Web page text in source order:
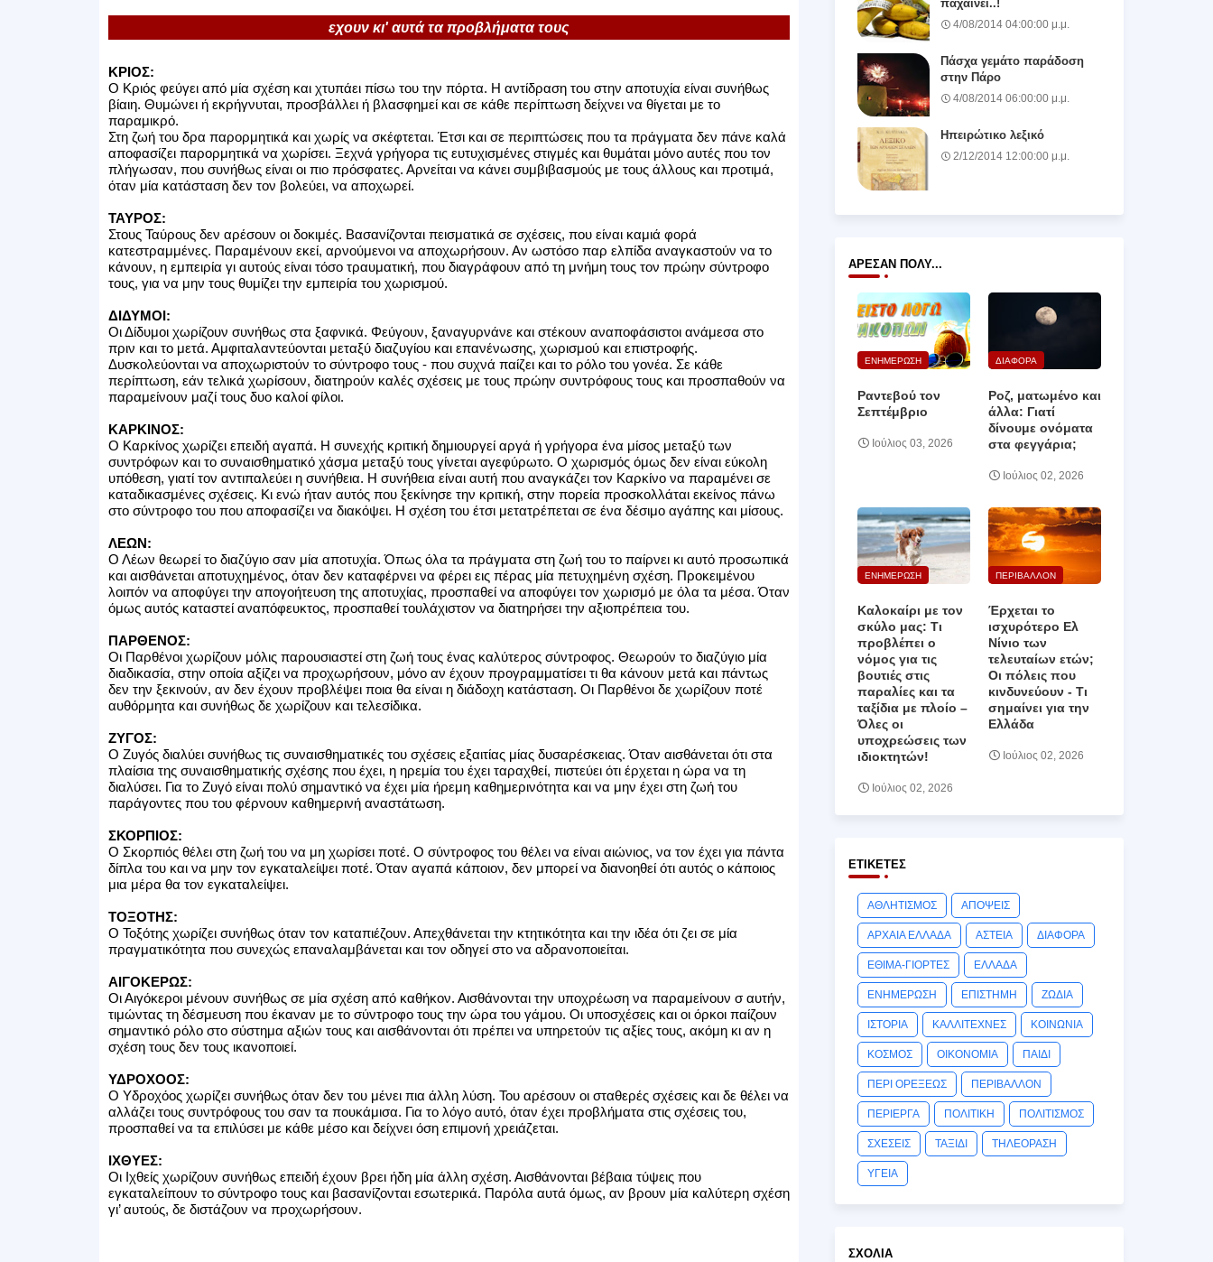
εχουν κι' αυτά τα προβλήματα τους
ΚΡΙΟΣ:
Ο Κριός φεύγει από μία σχέση και χτυπάει πίσω του την πόρτα. Η αντίδραση του στην αποτυχία είναι συνήθως
βίαιη. Θυμώνει ή εκρήγνυται, προσβάλλει ή βλασφημεί και σε κάθε περίπτωση δείχνει να θίγεται με το
παραμικρό.
Στη ζωή του δρα παρορμητικά και χωρίς να σκέφτεται. Έτσι και σε περιπτώσεις που τα πράγματα δεν πάνε καλά
αποφασίζει παρορμητικά να χωρίσει. Ξεχνά γρήγορα τις ευτυχισμένες στιγμές και θυμάται μόνο αυτές που τον
πλήγωσαν, που συνήθως είναι οι πιο πρόσφατες. Αρνείται να κάνει συμβιβασμούς με τους άλλους και προτιμά,
όταν μία κατάσταση δεν τον βολεύει, να αποχωρεί.
ΤΑΥΡΟΣ:
Στους Ταύρους δεν αρέσουν οι δοκιμές. Βασανίζονται πεισματικά σε σχέσεις, που είναι καμιά φορά
κατεστραμμένες. Παραμένουν εκεί, αρνούμενοι να αποχωρήσουν. Αν ωστόσο παρ ελπίδα αναγκαστούν να το
κάνουν, η εμπειρία γι αυτούς είναι τόσο τραυματική, που διαγράφουν από τη μνήμη τους τον πρώην σύντροφο
τους, για να μην τους θυμίζει την εμπειρία του χωρισμού.
ΔΙΔΥΜΟΙ:
Οι Δίδυμοι χωρίζουν συνήθως στα ξαφνικά. Φεύγουν, ξαναγυρνάνε και στέκουν αναποφάσιστοι ανάμεσα στο
πριν και το μετά. Αμφιταλαντεύονται μεταξύ διαζυγίου και επανένωσης, χωρισμού και επιστροφής.
Δυσκολεύονται να αποχωριστούν το σύντροφο τους - που συχνά παίζει και το ρόλο του γονέα. Σε κάθε
περίπτωση, εάν τελικά χωρίσουν, διατηρούν καλές σχέσεις με τους πρώην συντρόφους τους και προσπαθούν να
παραμείνουν μαζί τους δυο καλοί φίλοι.
ΚΑΡΚΙΝΟΣ:
Ο Καρκίνος χωρίζει επειδή αγαπά. Η συνεχής κριτική δημιουργεί αργά ή γρήγορα ένα μίσος μεταξύ των
συντρόφων και το συναισθηματικό χάσμα μεταξύ τους γίνεται αγεφύρωτο. Ο χωρισμός όμως δεν είναι εύκολη
υπόθεση, γιατί τον αντιπαλεύει η συνήθεια. Η συνήθεια είναι αυτή που αναγκάζει τον Καρκίνο να παραμένει σε
καταδικασμένες σχέσεις. Κι ενώ ήταν αυτός που ξεκίνησε την κριτική, στην πορεία προσκολλάται εκείνος πάνω
στο σύντροφο του που αποφασίζει να διακόψει. Η σχέση του έτσι μετατρέπεται σε ένα δέσιμο αγάπης και μίσους.
ΛΕΩΝ:
Ο Λέων θεωρεί το διαζύγιο σαν μία αποτυχία. Όπως όλα τα πράγματα στη ζωή του το παίρνει κι αυτό προσωπικά
και αισθάνεται αποτυχημένος, όταν δεν καταφέρνει να φέρει εις πέρας μία πετυχημένη σχέση. Προκειμένου
λοιπόν να αποφύγει την απογοήτευση της αποτυχίας, προσπαθεί να αποφύγει τον χωρισμό με όλα τα μέσα. Όταν
όμως αυτός καταστεί αναπόφευκτος, προσπαθεί τουλάχιστον να διατηρήσει την αξιοπρέπεια του.
ΠΑΡΘΕΝΟΣ:
Οι Παρθένοι χωρίζουν μόλις παρουσιαστεί στη ζωή τους ένας καλύτερος σύντροφος. Θεωρούν το διαζύγιο μία
διαδικασία, στην οποία αξίζει να προχωρήσουν, μόνο αν έχουν προγραμματίσει τι θα κάνουν μετά και πάντως
δεν την ξεκινούν, αν δεν έχουν προβλέψει ποια θα είναι η διάδοχη κατάσταση. Οι Παρθένοι δε χωρίζουν ποτέ
αυθόρμητα και συνήθως δε χωρίζουν και τελεσίδικα.
ΖΥΓΟΣ:
O Ζυγός διαλύει συνήθως τις συναισθηματικές του σχέσεις εξαιτίας μίας δυσαρέσκειας. Όταν αισθάνεται ότι στα
πλαίσια της συναισθηματικής σχέσης που έχει, η ηρεμία του έχει ταραχθεί, πιστεύει ότι έρχεται η ώρα να τη
διαλύσει. Για το Ζυγό είναι πολύ σημαντικό να έχει μία ήρεμη καθημερινότητα και να μην έχει στη ζωή του
παράγοντες που του φέρνουν καθημερινή αναστάτωση.
ΣΚΟΡΠΙΟΣ:
Ο Σκορπιός θέλει στη ζωή του να μη χωρίσει ποτέ. Ο σύντροφος του θέλει να είναι αιώνιος, να τον έχει για πάντα
δίπλα του και να μην τον εγκαταλείψει ποτέ. Όταν αγαπά κάποιον, δεν μπορεί να διανοηθεί ότι αυτός ο κάποιος
μια μέρα θα τον εγκαταλείψει.
ΤΟΞΟΤΗΣ:
Ο Τοξότης χωρίζει συνήθως όταν τον καταπιέζουν. Απεχθάνεται την κτητικότητα και την ιδέα ότι ζει σε μία
πραγματικότητα που συνεχώς επαναλαμβάνεται και τον οδηγεί στο να αδρανοποιείται.
ΑΙΓΟΚΕΡΩΣ:
Οι Αιγόκεροι μένουν συνήθως σε μία σχέση από καθήκον. Αισθάνονται την υποχρέωση να παραμείνουν σ αυτήν,
τιμώντας τη δέσμευση που έκαναν με το σύντροφο τους την ώρα του γάμου. Οι υποσχέσεις και οι όρκοι παίζουν
σημαντικό ρόλο στο σύστημα αξιών τους και αισθάνονται ότι πρέπει να υπηρετούν τις αξίες τους, ακόμη κι αν η
σχέση τους δεν τους ικανοποιεί.
ΥΔΡΟΧΟΟΣ:
Ο Υδροχόος χωρίζει συνήθως όταν δεν του μένει πια άλλη λύση. Του αρέσουν οι σταθερές σχέσεις και δε θέλει να
αλλάζει τους συντρόφους του σαν τα πουκάμισα. Για το λόγο αυτό, όταν έχει προβλήματα στις σχέσεις του,
προσπαθεί να τα επιλύσει με κάθε μέσο και δείχνει όση επιμονή χρειάζεται.
ΙΧΘΥΕΣ:
Οι Ιχθείς χωρίζουν συνήθως επειδή έχουν βρει ήδη μία άλλη σχέση. Αισθάνονται βέβαια τύψεις που
εγκαταλείπουν το σύντροφο τους και βασανίζονται εσωτερικά. Παρόλα αυτά όμως, αν βρουν μία καλύτερη σχέση
γι’ αυτούς, δε διστάζουν να προχωρήσουν.
παχαίνει..!
4/08/2014 04:00:00 μ.μ.
Πάσχα γεμάτο παράδοση
στην Πάρο
4/08/2014 06:00:00 μ.μ.
Ηπειρώτικο λεξικό
2/12/2014 12:00:00 μ.μ.
ΆΡΕΣΑΝ ΠΟΛΎ...
ΕΝΗΜΕΡΩΣΗ
Ραντεβού τον
Σεπτέμβριο
Ιούλιος 03, 2026
ΔΙΑΦΟΡΑ
Ροζ, ματωμένο και
άλλα: Γιατί
δίνουμε ονόματα
στα φεγγάρια;
Ιούλιος 02, 2026
ΕΝΗΜΕΡΩΣΗ
Καλοκαίρι με τον
σκύλο μας: Τι
προβλέπει ο
νόμος για τις
βουτιές στις
παραλίες και τα
ταξίδια με πλοίο –
Όλες οι
υποχρεώσεις των
ιδιοκτητών!
Ιούλιος 02, 2026
ΠΕΡΙΒΑΛΛΟΝ
Έρχεται το
ισχυρότερο Ελ
Νίνιο των
τελευταίων ετών;
Οι πόλεις που
κινδυνεύουν ‑ Τι
σημαίνει για την
Ελλάδα
Ιούλιος 02, 2026
ΕΤΙΚΈΤΕΣ
ΑΘΛΗΤΙΣΜΟΣ ΑΠΟΨΕΙΣ
ΑΡΧΑΙΑ ΕΛΛΑΔΑ ΑΣΤΕΙΑ ΔΙΑΦΟΡΑ
ΕΘΙΜΑ-ΓΙΟΡΤΕΣ ΕΛΛΑΔΑ
ΕΝΗΜΕΡΩΣΗ ΕΠΙΣΤΗΜΗ ΖΩΔΙΑ
ΙΣΤΟΡΙΑ ΚΑΛΛΙΤΕΧΝΕΣ ΚΟΙΝΩΝΙΑ
ΚΟΣΜΟΣ ΟΙΚΟΝΟΜΙΑ ΠΑΙΔΙ
ΠΕΡΙ ΟΡΕΞΕΩΣ ΠΕΡΙΒΑΛΛΟΝ
ΠΕΡΙΕΡΓΑ ΠΟΛΙΤΙΚΗ ΠΟΛΙΤΙΣΜΟΣ
ΣΧΕΣΕΙΣ ΤΑΞΙΔΙ ΤΗΛΕΟΡΑΣΗ
ΥΓΕΙΑ
ΣΧΌΛΙΑ